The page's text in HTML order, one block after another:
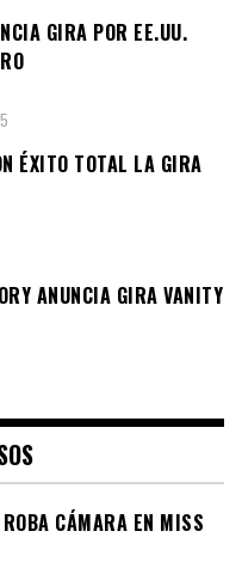
GIRA POR EE.UU.
ÉXITO TOTAL LA GIRA
ANUNCIA GIRA VANITY
CÁMARA EN MISS